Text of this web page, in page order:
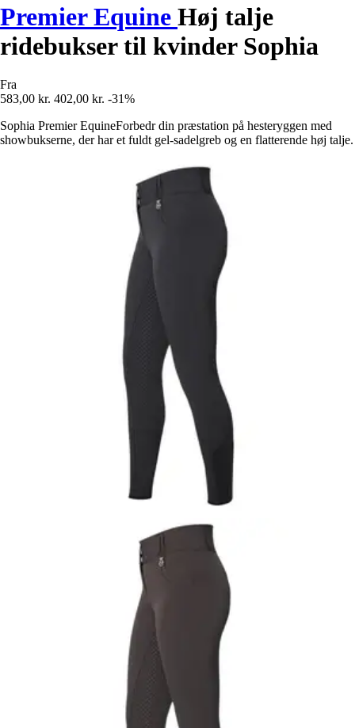
Premier Equine Høj talje
ridebukser til kvinder Sophia
Fra
583,00 kr. 402,00 kr. -31%
Sophia Premier EquineForbedr din præstation på hesteryggen med
showbukserne, der har et fuldt gel-sadelgreb og en flatterende høj talje.